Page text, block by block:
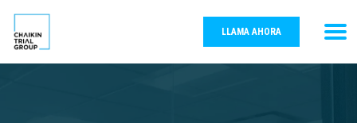
LLAMA AHORA